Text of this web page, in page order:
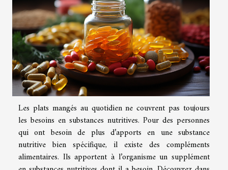
Les plats mangés au quotidien ne couvrent pas toujours
les besoins en substances nutritives. Pour des personnes
qui ont besoin de plus d’apports en une substance
nutritive bien spécifique, il existe des compléments
alimentaires. Ils apportent à l’organisme un supplément